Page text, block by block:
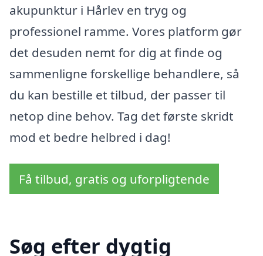
akupunktur i Hårlev en tryg og
professionel ramme. Vores platform gør
det desuden nemt for dig at finde og
sammenligne forskellige behandlere, så
du kan bestille et tilbud, der passer til
netop dine behov. Tag det første skridt
mod et bedre helbred i dag!
Få tilbud, gratis og uforpligtende
Søg efter dygtig